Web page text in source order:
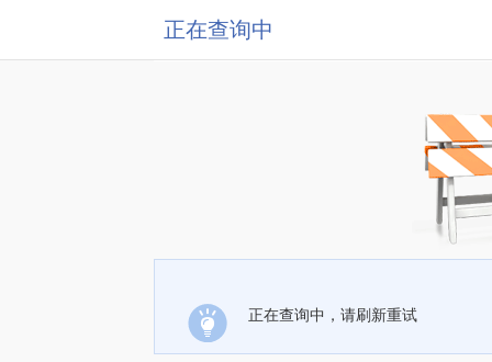
正在查询中
正在查询中，请刷新重试